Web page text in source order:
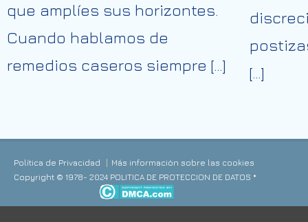
que amplíes sus horizontes.
Cuando hablamos de
remedios caseros siempre […]
[…]
Política de Privacidad
Más información sobre las cookies
Copyright © 1978- 2024 POLITICA DE PROTECCION DE DATOS *